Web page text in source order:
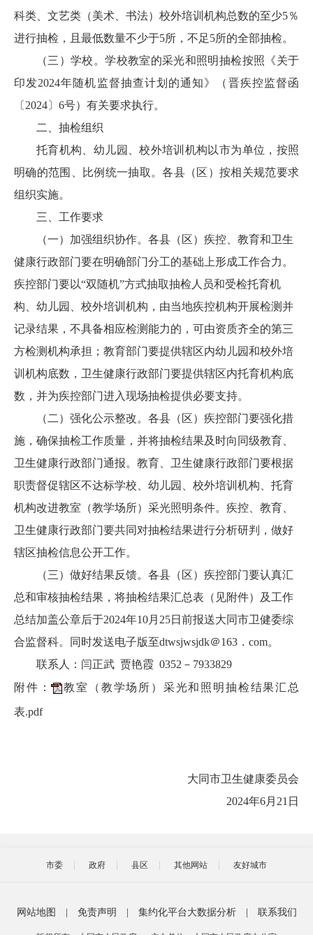
科类、文艺类（美术、书法）校外培训机构总数的至少5％
进行抽检，且最低数量不少于5所，不足5所的全部抽检。
（三）学校。学校教室的采光和照明抽检按照《关于
印发2024年随机监督抽查计划的通知》（晋疾控监督函
〔2024〕6号）有关要求执行。
二、抽检组织
托育机构、幼儿园、校外培训机构以市为单位，按照
明确的范围、比例统一抽取。各县（区）按相关规范要求
组织实施。
三、工作要求
（一）加强组织协作。各县（区）疾控、教育和卫生
健康行政部门要在明确部门分工的基础上形成工作合力。
疾控部门要以“双随机”方式抽取抽检人员和受检托育机
构、幼儿园、校外培训机构，由当地疾控机构开展检测并
记录结果，不具备相应检测能力的，可由资质齐全的第三
方检测机构承担；教育部门要提供辖区内幼儿园和校外培
训机构底数，卫生健康行政部门要提供辖区内托育机构底
数，并为疾控部门进入现场抽检提供必要支持。
（二）强化公示整改。各县（区）疾控部门要强化措
施，确保抽检工作质量，并将抽检结果及时向同级教育、
卫生健康行政部门通报。教育、卫生健康行政部门要根据
职责督促辖区不达标学校、幼儿园、校外培训机构、托育
机构改进教室（教学场所）采光照明条件。疾控、教育、
卫生健康行政部门要共同对抽检结果进行分析研判，做好
辖区抽检信息公开工作。
（三）做好结果反馈。各县（区）疾控部门要认真汇
总和审核抽检结果，将抽检结果汇总表（见附件）及工作
总结加盖公章后于2024年10月25日前报送大同市卫健委综
合监督科。同时发送电子版至dtwsjwsjdk＠163．com。
联系人：闫正武 贾艳霞 0352－7933829
附件：
教室（教学场所）采光和照明抽检结果汇总
表.pdf
大同市卫生健康委员会
2024年6月21日
市委 政府 县区 其他网站 友好城市
网站地图 免责声明 集约化平台大数据分析 联系我们